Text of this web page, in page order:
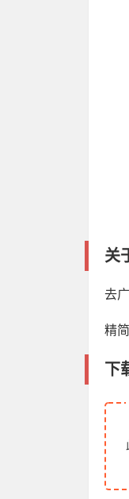
关
去
精简
下